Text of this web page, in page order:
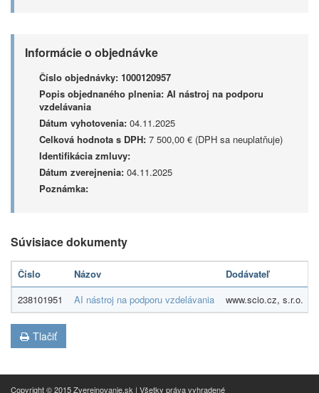
Informácie o objednávke
Číslo objednávky: 1000120957
Popis objednaného plnenia: AI nástroj na podporu
vzdelávania
Dátum vyhotovenia: 04.11.2025
Celková hodnota s DPH: 7 500,00 € (DPH sa neuplatňuje)
Identifikácia zmluvy:
Dátum zverejnenia: 04.11.2025
Poznámka:
Súvisiace dokumenty
Číslo Názov Dodávateľ
238101951
AI nástroj na podporu vzdelávania www.scio.cz, s.r.o.
Tlačiť
Copyright © 2015 Zverejnovanie.sk | Všetky práva vyhradené